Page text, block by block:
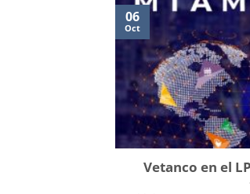
Vetanco en el
06
Oct